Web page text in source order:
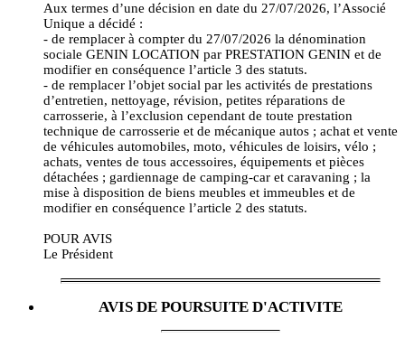
Aux termes d’une décision en date du 27/07/2026, l’Associé
Unique a décidé :
- de remplacer à compter du 27/07/2026 la dénomination
sociale GENIN LOCATION par PRESTATION GENIN et de
modifier en conséquence l’article 3 des statuts.
- de remplacer l’objet social par les activités de prestations
d’entretien, nettoyage, révision, petites réparations de
carrosserie, à l’exclusion cependant de toute prestation
technique de carrosserie et de mécanique autos ; achat et vente
de véhicules automobiles, moto, véhicules de loisirs, vélo ;
achats, ventes de tous accessoires, équipements et pièces
détachées ; gardiennage de camping-car et caravaning ; la
mise à disposition de biens meubles et immeubles et de
modifier en conséquence l’article 2 des statuts.
POUR AVIS
Le Président
AVIS DE POURSUITE D'ACTIVITE